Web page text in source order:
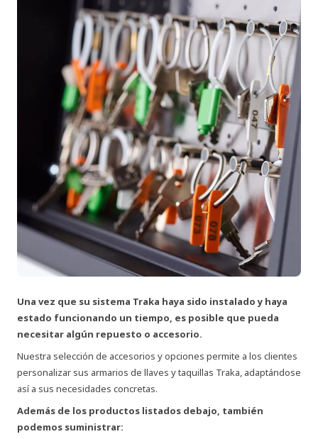
Una vez que su sistema Traka haya sido instalado y haya
estado funcionando un tiempo, es posible que pueda
necesitar algún repuesto o accesorio.
Nuestra selección de accesorios y opciones permite a los clientes
personalizar sus armarios de llaves y taquillas Traka, adaptándose
así a sus necesidades concretas.
Además de los productos listados debajo, también
podemos suministrar: